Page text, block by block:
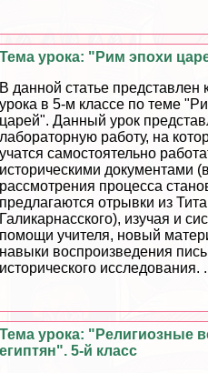
Тема урока: "Рим эпохи
В данной статье представлен
урока в 5-м классе по теме
царей". Данный урок
лабораторную работу, на
учатся самостоятельно
историческими документами
рассмотрения процесса
предлагаются отрывки из
Галикарнасского), изучая и
помощи учителя, новый
навыки воспроизведения
исторического исследования.
Тема урока: "Религиозные
египтян". 5-й класс